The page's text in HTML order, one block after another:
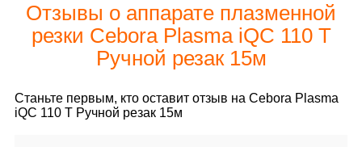
Отзывы о аппарате плазменной
резки Cebora Plasma iQC 110 T
Ручной резак 15м
Станьте первым, кто оставит отзыв на Cebora Plasma
iQC 110 T Ручной резак 15м